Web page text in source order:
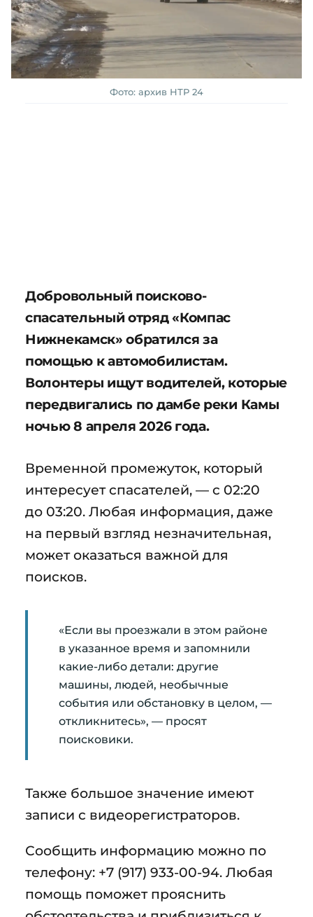
Фото: архив НТР 24
Добровольный поисково-
спасательный отряд «Компас
Нижнекамск» обратился за
помощью к автомобилистам.
Волонтеры ищут водителей, которые
передвигались по дамбе реки Камы
ночью 8 апреля 2026 года.
Временной промежуток, который
интересует спасателей, — с 02:20
до 03:20. Любая информация, даже
на первый взгляд незначительная,
может оказаться важной для
поисков.
«Если вы проезжали в этом районе
в указанное время и запомнили
какие-либо детали: другие
машины, людей, необычные
события или обстановку в целом, —
откликнитесь», — просят
поисковики.
Также большое значение имеют
записи с видеорегистраторов.
Сообщить информацию можно по
телефону: +7 (917) 933-00-94. Любая
помощь поможет прояснить